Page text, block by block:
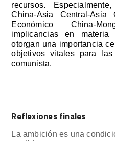
recursos.
China-Asia Central-
Económico China-
implicancias en materia
otorgan una importancia
objetivos vitales para
comunista.
Reflexiones finales
La ambición es una